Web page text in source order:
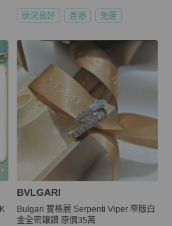
狀況良好 香港 免運
BVLGARI
Bulgari 寶格麗 Serpenti Viper 窄版白
金全密鑲鑽 原價35萬